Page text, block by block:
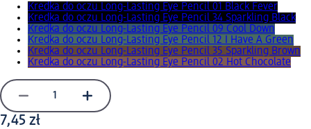
Kredka do oczu Long-Lasting Eye Pencil 01 Black Fever
Kredka do oczu Long-Lasting Eye Pencil 34 Sparkling Black
Kredka do oczu Long-Lasting Eye Pencil 09 Cool Down
Kredka do oczu Long-Lasting Eye Pencil 12 I Have A Green
Kredka do oczu Long-Lasting Eye Pencil 35 Sparkling Brown
Kredka do oczu Long-Lasting Eye Pencil 02 Hot Chocolate
7,45 zł